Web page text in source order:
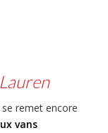
se remet encore
vans